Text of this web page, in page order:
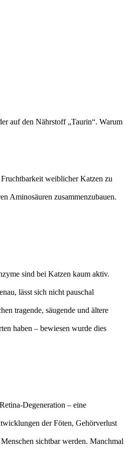
auf den Nährstoff „Taurin“. Warum
weiblicher Katzen zu
Aminosäuren zusammenzubauen.
sind bei Katzen kaum aktiv.
lässt sich nicht pauschal
tragende, säugende und ältere
haben – bewiesen wurde dies
Degeneration – eine
der Föten, Gehörverlust
sichtbar werden. Manchmal